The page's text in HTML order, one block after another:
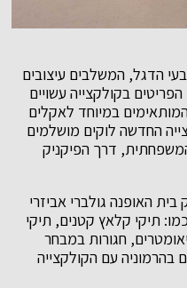
הדגל, המשלבים עיצובים
בקולקצייה עשויים
המותאימים במיוחד לאקלים
החדשה לוקים מושלמים
דרך הפיקניק
האופנה גולברי אביזרי
תיקי קלאץ קטנים, תיקי
חגורות במבחר
בהרמוניה עם הקולקצייה